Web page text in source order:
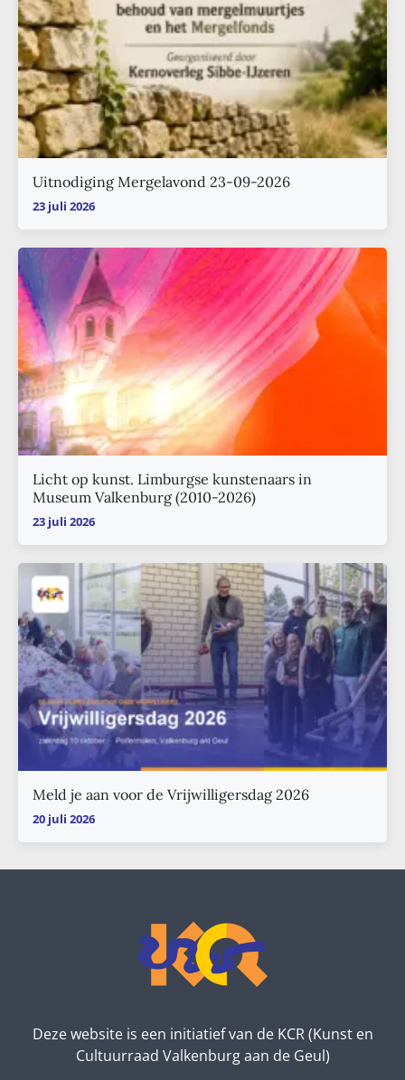
Uitnodiging Mergelavond 23-09-2026
23 juli 2026
Licht op kunst. Limburgse kunstenaars in
Museum Valkenburg (2010-2026)
23 juli 2026
Meld je aan voor de Vrijwilligersdag 2026
20 juli 2026
Deze website is een initiatief van de KCR (Kunst en
Cultuurraad Valkenburg aan de Geul)